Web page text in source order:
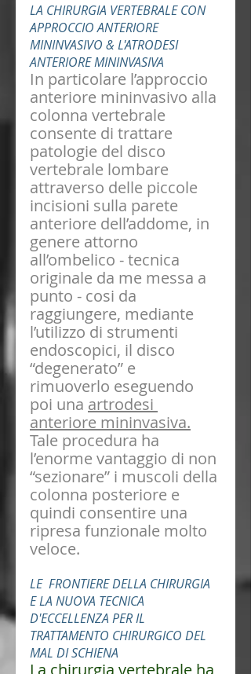
LA CHIRURGIA VERTEBRALE CON
APPROCCIO ANTERIORE
MININVASIVO & L'ATRODESI
ANTERIORE MININVASIVA
In particolare l’approccio
anteriore mininvasivo alla
colonna vertebrale
consente di trattare
patologie del disco
vertebrale lombare
attraverso delle piccole
incisioni sulla parete
anteriore dell’addome, in
genere attorno
all’ombelico - tecnica
originale da me messa a
punto - cosi da
raggiungere, mediante
l’utilizzo di strumenti
endoscopici, il disco
“degenerato” e
rimuoverlo eseguendo
poi una artrodesi
anteriore mininvasiva.
Tale procedura ha
l’enorme vantaggio di non
“sezionare” i muscoli della
colonna posteriore e
quindi consentire una
ripresa funzionale molto
veloce.
LE  FRONTIERE DELLA CHIRURGIA
E LA NUOVA TECNICA
D'ECCELLENZA PER IL
TRATTAMENTO CHIRURGICO DEL
MAL DI SCHIENA
La chirurgia vertebrale ha